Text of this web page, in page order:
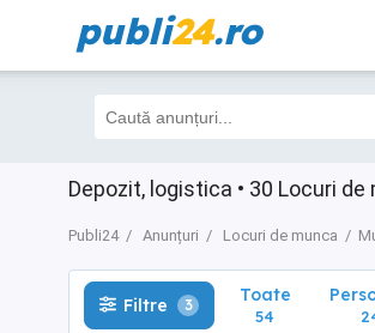
publi24.ro
Depozit, logistica • 30 Locuri de
Publi24 Anunțuri Locuri de munca
Filtre 3 Toate
54
Filtre 3 Toate
54